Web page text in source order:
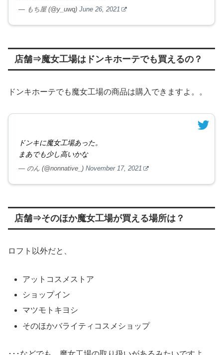
— もち屋 (@y_uwq) June 26, 2021
店舗⇒魔女工場はドンキホーテでも買えるの？
ドンキホーテでも魔女工場の商品は購入できますよ。。
ドンキに魔女工場あった。
まあでも少し高いかな
— のん (@nonnative_) November 17, 2021
店舗⇒そのほか魔女工場が買える場所は？
ロフト以外だと、
アットコスメストア
ショップイン
マツモトキヨシ
そのほかバライティコスメショップ